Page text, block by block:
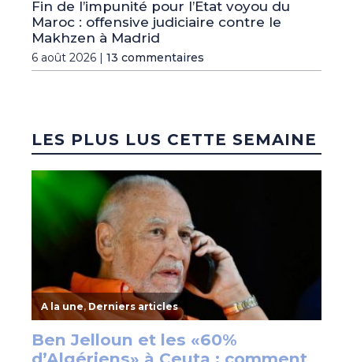
Fin de l’impunité pour l’Etat voyou du
Maroc : offensive judiciaire contre le
Makhzen à Madrid
6 août 2026 | 13 commentaires
LES PLUS LUS CETTE SEMAINE